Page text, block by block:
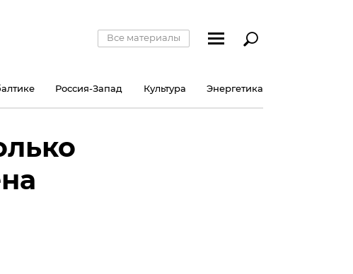
Все материалы
Россия-Запад Культура Энергетика